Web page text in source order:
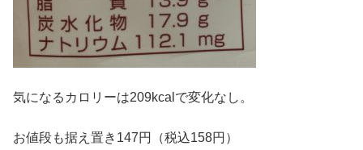
気になるカロリーは209kcalで変化なし。
お値段も据え置き147円（税込158円）